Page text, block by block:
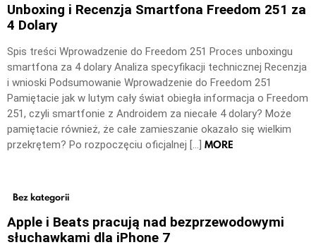
Unboxing i Recenzja Smartfona Freedom 251 za
4 Dolary
Spis treści Wprowadzenie do Freedom 251 Proces unboxingu
smartfona za 4 dolary Analiza specyfikacji technicznej Recenzja
i wnioski Podsumowanie Wprowadzenie do Freedom 251
Pamiętacie jak w lutym cały świat obiegła informacja o Freedom
251, czyli smartfonie z Androidem za niecałe 4 dolary? Może
pamiętacie również, że całe zamieszanie okazało się wielkim
przekrętem? Po rozpoczęciu oficjalnej […] MORE
Bez kategorii
Apple i Beats pracują nad bezprzewodowymi
słuchawkami dla iPhone 7